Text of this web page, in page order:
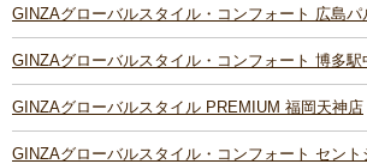
GINZAグローバルスタイル・コンフォート 広島パ
GINZAグローバルスタイル・コンフォート 博多駅
GINZAグローバルスタイル PREMIUM 福岡天神店
GINZAグローバルスタイル・コンフォート セン